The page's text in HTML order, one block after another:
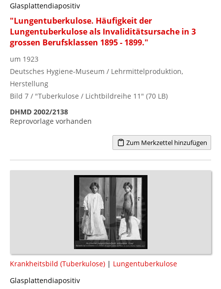
Glasplattendiapositiv
"Lungentuberkulose. Häufigkeit der
Lungentuberkulose als Invaliditätsursache in 3
grossen Berufsklassen 1895 - 1899."
um 1923
Deutsches Hygiene-Museum / Lehrmittelproduktion,
Herstellung
Bild 7 / "Tuberkulose / Lichtbildreihe 11" (70 LB)
DHMD 2002/2138
Reprovorlage vorhanden
Zum Merkzettel hinzufügen
Krankheitsbild (Tuberkulose) | Lungentuberkulose
Glasplattendiapositiv